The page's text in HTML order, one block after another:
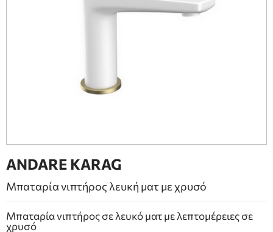
ΕΠΙΠΛΑ ΜΠΑΝΙΟΥ
ΤΖΑΚΙ
ANDARE KARAG
Μπαταρία νιπτήρος λευκή ματ με χρυσό
Μπαταρία νιπτήρος σε λευκό ματ με λεπτομέρειες σε
χρυσό